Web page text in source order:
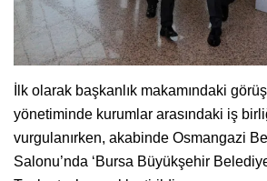
İlk olarak başkanlık makamındaki
yönetiminde kurumlar arasındaki iş
vurgulanırken, akabinde Osmangazi
Salonu’nda ‘Bursa Büyükşehir